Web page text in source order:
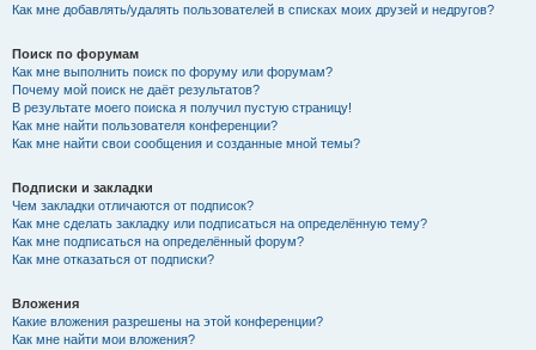
Как мне добавлять/удалять пользователей в списках моих друзей и недругов?
Поиск по форумам
Как мне выполнить поиск по форуму или форумам?
Почему мой поиск не даёт результатов?
В результате моего поиска я получил пустую страницу!
Как мне найти пользователя конференции?
Как мне найти свои сообщения и созданные мной темы?
Подписки и закладки
Чем закладки отличаются от подписок?
Как мне сделать закладку или подписаться на определённую тему?
Как мне подписаться на определённый форум?
Как мне отказаться от подписки?
Вложения
Какие вложения разрешены на этой конференции?
Как мне найти мои вложения?